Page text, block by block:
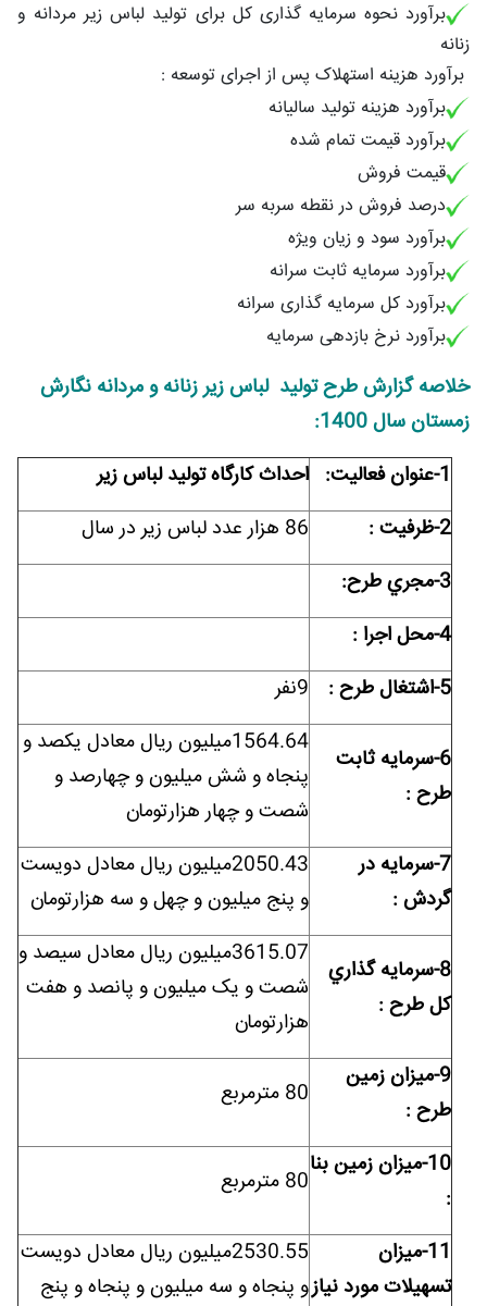
برآورد نحوه سرمایه گذاری کل برای تولید لباس زیر مردانه و
زنانه
برآورد هزینه استهلاک پس از اجرای توسعه :
برآورد هزینه تولید سالیانه
برآورد قیمت تمام شده
قیمت فروش
درصد فروش در نقطه سربه سر
برآورد سود و زیان ویژه
برآورد سرمایه ثابت سرانه
برآورد کل سرمایه گذاری سرانه
برآورد نرخ بازدهی سرمایه
خلاصه گزارش طرح تولید لباس زیر زنانه و مردانه نگارش
زمستان سال 1400:
1-عنوان فعاليت:
احداث کارگاه تولید لباس زیر
2-ظرفيت :
86 هزار عدد لباس زیر در سال
3-مجري طرح:
4-محل اجرا :
5-اشتغال طرح :
9نفر
6-سرمايه ثابت
طرح :
1564.64میلیون ریال معادل یکصد و
پنجاه و شش میلیون و چهارصد و
شصت و چهار هزارتومان
7-سرمايه در
گردش :
2050.43میلیون ریال معادل دویست
و پنج میلیون و چهل و سه هزارتومان
8-سرمايه گذاري
کل طرح :
3615.07میلیون ریال معادل سیصد و
شصت و یک میلیون و پانصد و هفت
هزارتومان
9-ميزان زمين
طرح :
80 مترمربع
10-ميزان زمين بنا
:
80 مترمربع
11-ميزان
تسهيلات مورد نياز
2530.55میلیون ریال معادل دویست
و پنجاه و سه میلیون و پنجاه و پنج